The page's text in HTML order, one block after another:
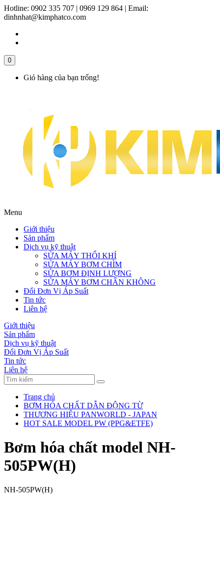
Hotline: 0902 335 707 | 0969 129 864 | Email:
dinhnhat@kimphatco.com
0
Giỏ hàng của bạn trống!
Menu
Giới thiệu
Sản phẩm
Dịch vụ kỹ thuật
SỬA MÁY THỔI KHÍ
SỬA MÁY BƠM CHÌM
SỬA BƠM ĐỊNH LƯỢNG
SỬA MÁY BƠM CHÂN KHÔNG
Đổi Đơn Vị Áp Suất
Tin tức
Liên hệ
Giới thiệu
Sản phẩm
Dịch vụ kỹ thuật
Đổi Đơn Vị Áp Suất
Tin tức
Liên hệ
Trang chủ
BƠM HÓA CHẤT DẪN ĐỘNG TỪ
THƯƠNG HIỆU PANWORLD - JAPAN
HOT SALE MODEL PW (PPG&ETFE)
Bơm hóa chất model NH-
505PW(H)
NH-505PW(H)